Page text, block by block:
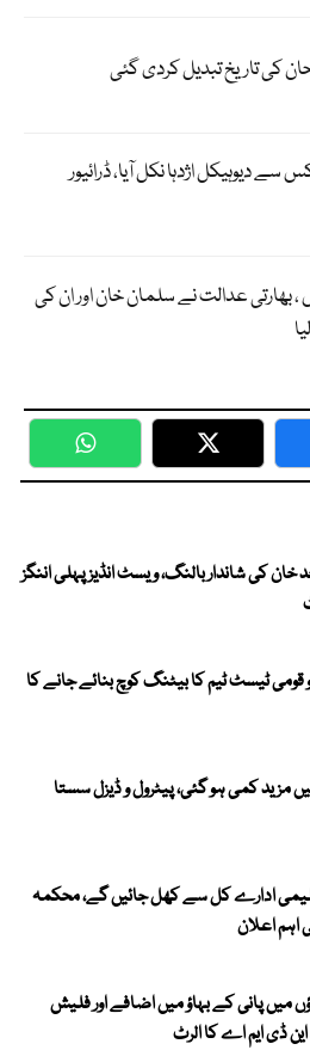
کی تاریخ تبدیل کردی گئی
سے دیوہیکل اژدہا نکل آیا، ڈرائیور
بھارتی عدالت نے سلمان خان اور ان کی
WhatsApp Twitter
کی شاندار بالنگ، ویسٹ انڈیز پہلی اننگز
ٹیسٹ ٹیم کا بیٹنگ کوچ بنائے جانے کا
مزید کمی ہو گئی، پیٹرول و ڈیزل سستا
ادارے کل سے کھل جائیں گے، محکمہ
اہم اعلان
میں پانی کے بہاؤ میں اضافے اور فلیش
ڈی ایم اے کا الرٹ